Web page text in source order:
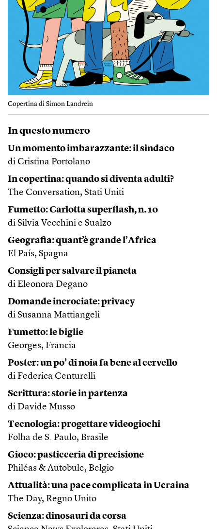
Copertina di Simon Landrein
In questo numero
Un momento imbarazzante: il sindaco
di Cristina Portolano
In copertina: quando si diventa adulti?
The Conversation, Stati Uniti
Fumetto: Carlotta superflash, n. 10
di Silvia Vecchini e Sualzo
Geografia: quant’è grande l’Africa
El País, Spagna
Consigli per salvare il pianeta
di Eleonora Degano
Domande incrociate: privacy
di Susanna Mattiangeli
Fumetto: le biglie
Georges, Francia
Poster: un po’ di noia fa bene al cervello
di Federica Centurelli
Scrittura: storie in partenza
di Davide Musso
Tecnologia: progettare videogiochi
Folha de S. Paulo, Brasile
Gioco: pasticceria di precisione
Philéas & Autobule, Belgio
Attualità: una pace complicata in Ucraina
The Day, Regno Unito
Scienza: dinosauri da corsa